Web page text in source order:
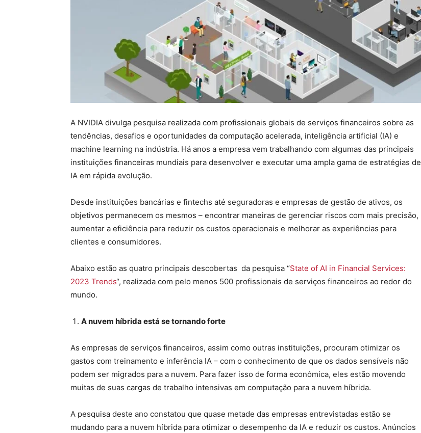
A NVIDIA divulga pesquisa realizada com profissionais globais de serviços financeiros sobre as
tendências, desafios e oportunidades da computação acelerada, inteligência artificial (IA) e
machine learning na indústria. Há anos a empresa vem trabalhando com algumas das principais
instituições financeiras mundiais para desenvolver e executar uma ampla gama de estratégias de
IA em rápida evolução.
Desde instituições bancárias e fintechs até seguradoras e empresas de gestão de ativos, os
objetivos permanecem os mesmos – encontrar maneiras de gerenciar riscos com mais precisão,
aumentar a eficiência para reduzir os custos operacionais e melhorar as experiências para
clientes e consumidores.
Abaixo estão as quatro principais descobertas da pesquisa “State of AI in Financial Services:
2023 Trends“, realizada com pelo menos 500 profissionais de serviços financeiros ao redor do
mundo.
A nuvem híbrida está se tornando forte
As empresas de serviços financeiros, assim como outras instituições, procuram otimizar os
gastos com treinamento e inferência IA – com o conhecimento de que os dados sensíveis não
podem ser migrados para a nuvem. Para fazer isso de forma econômica, eles estão movendo
muitas de suas cargas de trabalho intensivas em computação para a nuvem híbrida.
A pesquisa deste ano constatou que quase metade das empresas entrevistadas estão se
mudando para a nuvem híbrida para otimizar o desempenho da IA e reduzir os custos. Anúncios